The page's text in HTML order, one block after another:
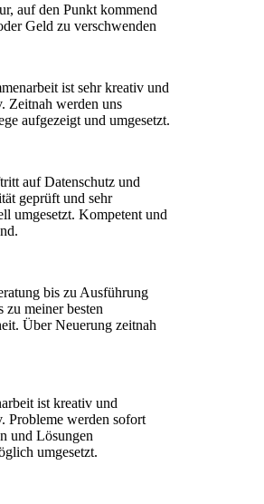
auf den Punkt kommend
Geld zu verschwenden
ist sehr kreativ und
Zeitnah werden uns
aufgezeigt und umgesetzt.
auf Datenschutz und
geprüft und sehr
umgesetzt. Kompetent und
bis zu Ausführung
zu meiner besten
Über Neuerung zeitnah
ist kreativ und
Probleme werden sofort
und Lösungen
umgesetzt.